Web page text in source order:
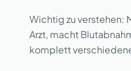
Wichtig zu verstehen:
Arzt, macht
komplett